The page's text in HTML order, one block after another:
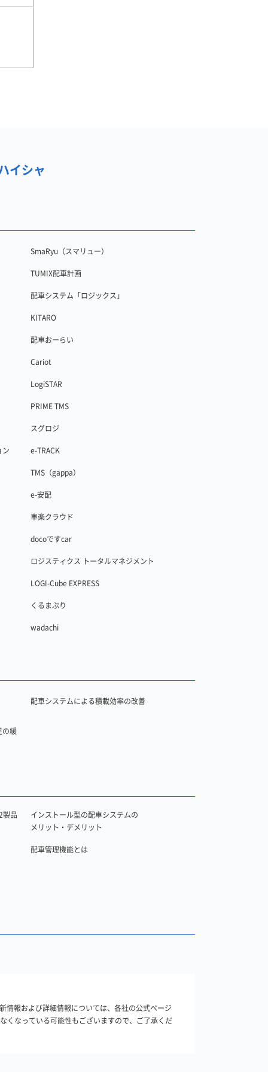
イシャ
SmaRyu（スマリュー）
TUMIX配車計画
配車システム「ロジックス」
KITARO
配車おーらい
Cariot
LogiSTAR
PRIME TMS
スグロジ
ン e-TRACK
TMS（gappa）
e-安配
車楽クラウド
docoですcar
ロジスティクス トータルマネジメント
LOGI-Cube EXPRESS
くるまぷり
wadachi
配車システムによる積載効率の改善
の緩
製品
インストール型の配車システムの
メリット・デメリット
配車管理機能とは
情報および詳細情報については、各社の公式ページ
くなっている可能性もございますので、ご了承くだ